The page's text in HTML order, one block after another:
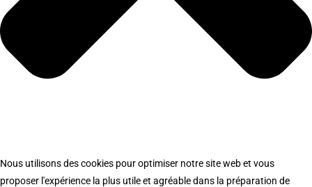
Nous utilisons des cookies pour optimiser notre site web et vous
proposer l'expérience la plus utile et agréable dans la préparation de